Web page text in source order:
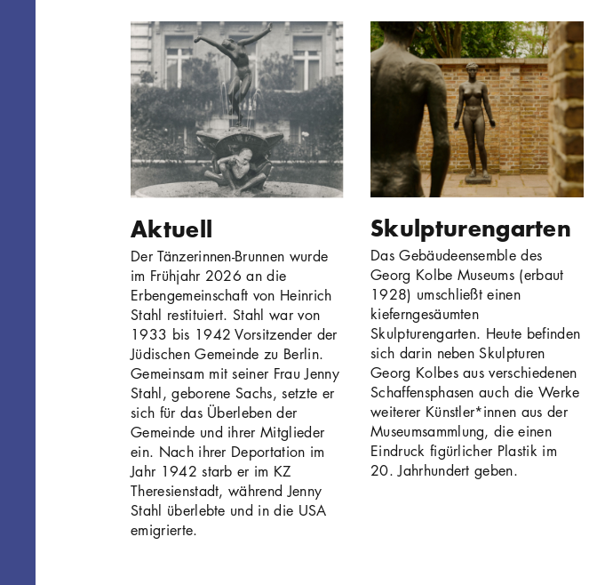
Aktuell
Der Tänzerinnen-Brunnen wurde
im Frühjahr 2026 an die
Erbengemeinschaft von Heinrich
Stahl restituiert. Stahl war von
1933 bis 1942 Vorsitzender der
Jüdischen Gemeinde zu Berlin.
Gemeinsam mit seiner Frau Jenny
Stahl, geborene Sachs, setzte er
sich für das Überleben der
Gemeinde und ihrer Mitglieder
ein. Nach ihrer Deportation im
Jahr 1942 starb er im KZ
Theresienstadt, während Jenny
Stahl überlebte und in die USA
emigrierte.
Skulpturengarten
Das Gebäudeensemble des
Georg Kolbe Museums (erbaut
1928) umschließt einen
kieferngesäumten
Skulpturengarten. Heute befinden
sich darin neben Skulpturen
Georg Kolbes aus verschiedenen
Schaffensphasen auch die Werke
weiterer Künstler*innen aus der
Museumsammlung, die einen
Eindruck figürlicher Plastik im
20. Jahrhundert geben.